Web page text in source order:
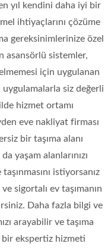
yıl kendini daha iyi bir
ihtiyaçlarını çözüme
gereksinimlerinize özel
asansörlü sistemler,
için uygulanan
siz değerli
hizmet ortamı
eve nakliyat firması
bir taşıma alanı
yaşam alanlarınızı
istiyorsanız
sigortalı ev taşımanın
Daha fazla bilgi ve
arayabilir ve taşıma
bir ekspertiz hizmeti